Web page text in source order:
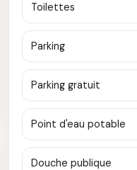
Toilettes
Parking
Parking gratuit
Point d'eau potable
Douche publique